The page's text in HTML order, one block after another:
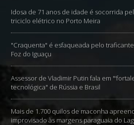
Idosa de 71 anos de idade é socorrida
triciclo elétrico no Porto Meira
"Craquenta" é esfaqueada pelo
Foz do Iguaçu
Assessor de Vladimir Putin fala em
tecnológica" de Rússia e Brasil
Mais de 1.700 quilos de maconha
improvisado às margens paraguaia do